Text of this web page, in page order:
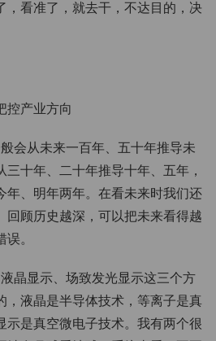
，看准了，就去干，不达目的，决
控产业方向
会从未来一百年、五十年推导未
十年、二十年推导十年、五年，
年、明年两年。在看未来时我们还
回顾历史越深，可以把未来看得越
。
晶显示、场致发光显示这三个方
，液晶是半导体技术，等离子是真
示是真空微电子技术。我有两个很